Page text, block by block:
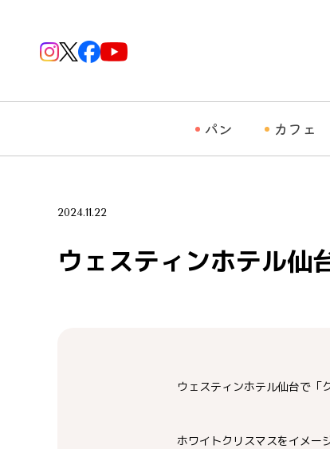
パン カフェ
2024.11.22
ウェスティンホテル仙
ウェスティンホテル仙台で「
ホワイトクリスマスをイメー